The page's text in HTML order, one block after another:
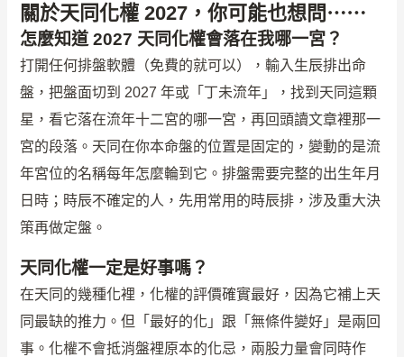
關於天同化權 2027，你可能也想問⋯⋯
怎麼知道 2027 天同化權會落在我哪一宮？
打開任何排盤軟體（免費的就可以），輸入生辰排出命
盤，把盤面切到 2027 年或「丁未流年」，找到天同這顆
星，看它落在流年十二宮的哪一宮，再回頭讀文章裡那一
宮的段落。天同在你本命盤的位置是固定的，變動的是流
年宮位的名稱每年怎麼輪到它。排盤需要完整的出生年月
日時；時辰不確定的人，先用常用的時辰排，涉及重大決
策再做定盤。
天同化權一定是好事嗎？
在天同的幾種化裡，化權的評價確實最好，因為它補上天
同最缺的推力。但「最好的化」跟「無條件變好」是兩回
事。化權不會抵消盤裡原本的化忌，兩股力量會同時作